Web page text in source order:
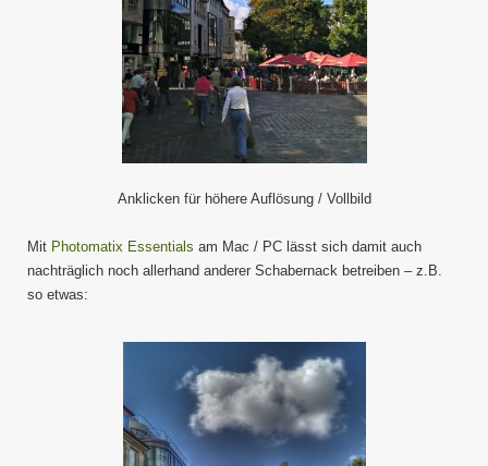
Anklicken für höhere Auflösung / Vollbild
Mit Photomatix Essentials am Mac / PC lässt sich damit auch
nachträglich noch allerhand anderer Schabernack betreiben – z.B.
so etwas: